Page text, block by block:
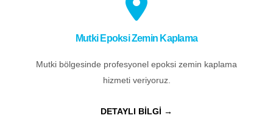
Mutki Epoksi Zemin Kaplama
Mutki bölgesinde profesyonel epoksi zemin kaplama
hizmeti veriyoruz.
DETAYLI BİLGİ →